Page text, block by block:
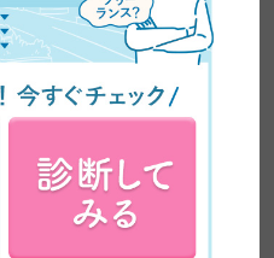
マが脱サラしてWEBデザ
！